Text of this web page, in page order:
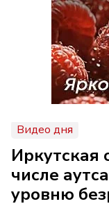
Видео дня
Иркутская
числе
уровню